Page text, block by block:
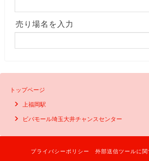
売り場名を入力
トップページ
上福岡駅
ビバモール埼玉大井チャンスセンター
プライバシーポリシー 外部送信ツールに